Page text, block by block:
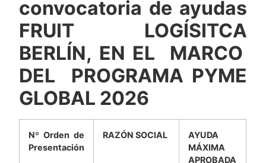
beneficiarios a la
convocatoria de ayudas
FRUIT LOGÍSITCA
BERLÍN, EN EL MARCO
DEL PROGRAMA PYME
GLOBAL 2026